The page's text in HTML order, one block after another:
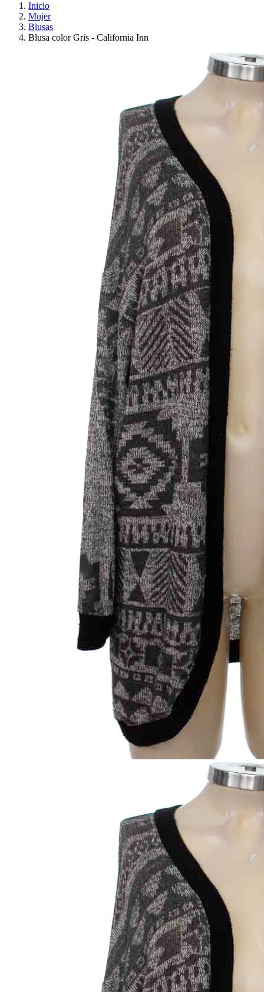
Inicio
Mujer
Blusas
Blusa color Gris - California Inn